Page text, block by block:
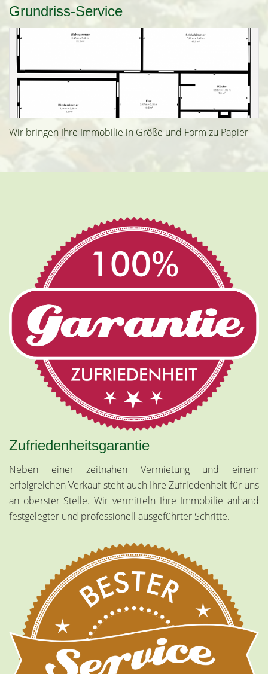
Grundriss-Service
Wir bringen Ihre Immobilie in Größe und Form zu Papier
Zufriedenheitsgarantie
Neben einer zeitnahen Vermietung und einem
erfolgreichen Verkauf steht auch Ihre Zufriedenheit für uns
an oberster Stelle. Wir vermitteln Ihre Immobilie anhand
festgelegter und professionell ausgeführter Schritte.